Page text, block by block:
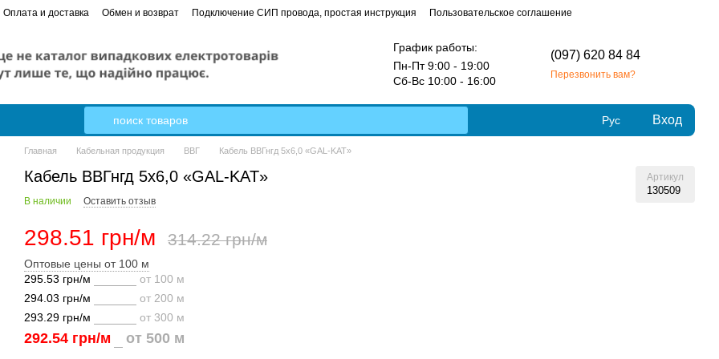
Оплата и доставка Обмен и возврат Подключение СИП провода, простая инструкция
Пользовательское соглашение
График работы:
Пн-Пт 9:00 - 19:00
Сб-Вс 10:00 - 16:00
(097) 620 84 84
Перезвонить вам?
Рус Вход
Главная Кабельная продукция ВВГ Кабель ВВГнгд 5х6,0 «GAL-KAT»
Кабель ВВГнгд 5х6,0 «GAL-KAT» Артикул
130509
В наличии Оставить отзыв
298.51 грн/м 314.22 грн/м
Оптовые цены от 100 м
295.53 грн/м
от 100 м
294.03 грн/м
от 200 м
293.29 грн/м
от 300 м
292.54 грн/м от 500 м